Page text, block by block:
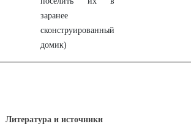
заранее
сконструированный
домик)
Литература и источники